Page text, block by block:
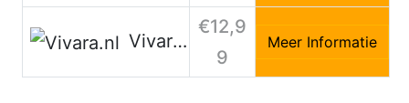
Vivara.nl
€12,9
9
Meer Informatie